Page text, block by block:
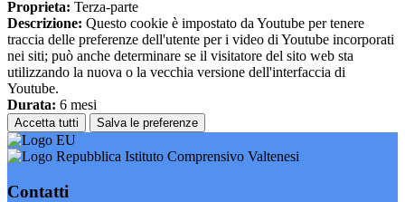
Proprieta: Terza-parte
Descrizione: Questo cookie è impostato da Youtube per tenere
traccia delle preferenze dell'utente per i video di Youtube incorporati
nei siti; può anche determinare se il visitatore del sito web sta
utilizzando la nuova o la vecchia versione dell'interfaccia di
Youtube.
Durata: 6 mesi
Accetta tutti Salva le preferenze
Istituto Comprensivo Valtenesi
Contatti